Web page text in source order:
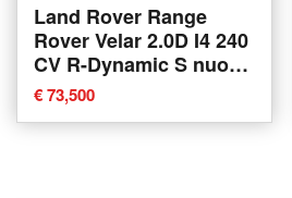
Land Rover Range
Rover Velar 2.0D I4 240
CV R-Dynamic S nuova
a Agliana
€ 73,500